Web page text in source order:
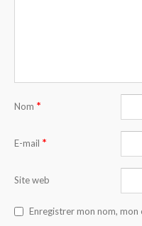
Nom *
E-mail *
Site web
Enregistrer mon nom,